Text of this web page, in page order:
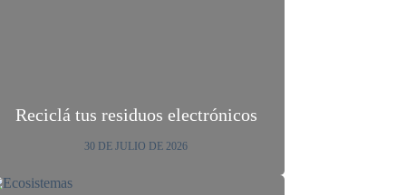
Reciclá tus residuos electrónicos
30 DE JULIO DE 2026